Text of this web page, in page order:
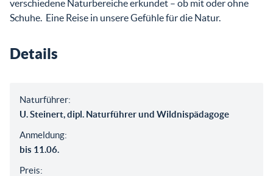
verschiedene Naturbereiche erkundet – ob mit oder ohne
Schuhe. Eine Reise in unsere Gefühle für die Natur.
Details
Naturführer:
U. Steinert, dipl. Naturführer und Wildnispädagoge
Anmeldung:
bis 11.06.
Preis: